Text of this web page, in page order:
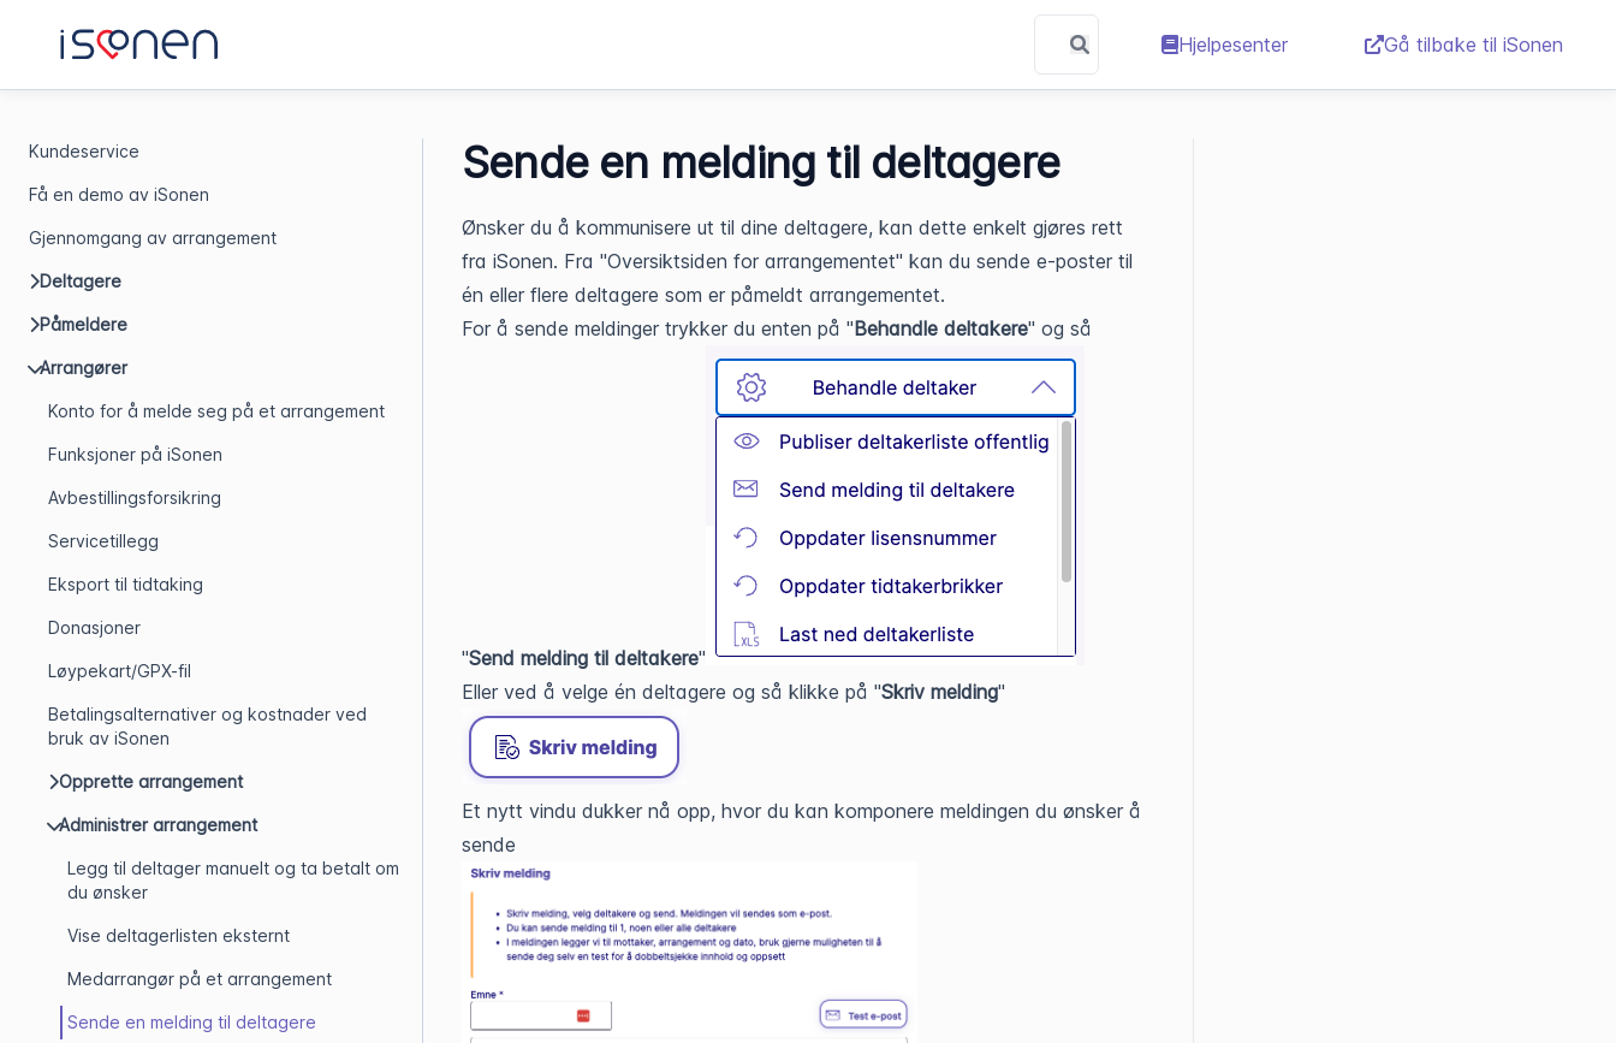
Hjelpesenter Gå tilbake til iSonen
Kundeservice
Få en demo av iSonen
Gjennomgang av arrangement
Deltagere
Påmeldere
Arrangører
Konto for å melde seg på et arrangement
Funksjoner på iSonen
Avbestillingsforsikring
Servicetillegg
Eksport til tidtaking
Donasjoner
Løypekart/GPX-fil
Betalingsalternativer og kostnader ved
bruk av iSonen
Opprette arrangement
Administrer arrangement
Legg til deltager manuelt og ta betalt om
du ønsker
Vise deltagerlisten eksternt
Medarrangør på et arrangement
Sende en melding til deltagere
Sende en melding til deltagere
Ønsker du å kommunisere ut til dine deltagere, kan dette enkelt gjøres rett
fra iSonen. Fra "Oversiktsiden for arrangementet" kan du sende e-poster til
én eller flere deltagere som er påmeldt arrangementet.
For å sende meldinger trykker du enten på "Behandle deltakere" og så
"Send melding til deltakere"
Eller ved å velge én deltagere og så klikke på "Skriv melding"
Et nytt vindu dukker nå opp, hvor du kan komponere meldingen du ønsker å
sende